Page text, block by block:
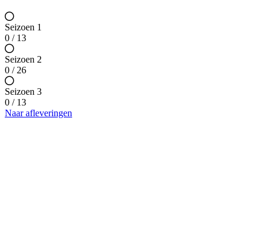
Seizoen 1
0 / 13
Seizoen 2
0 / 26
Seizoen 3
0 / 13
Naar afleveringen